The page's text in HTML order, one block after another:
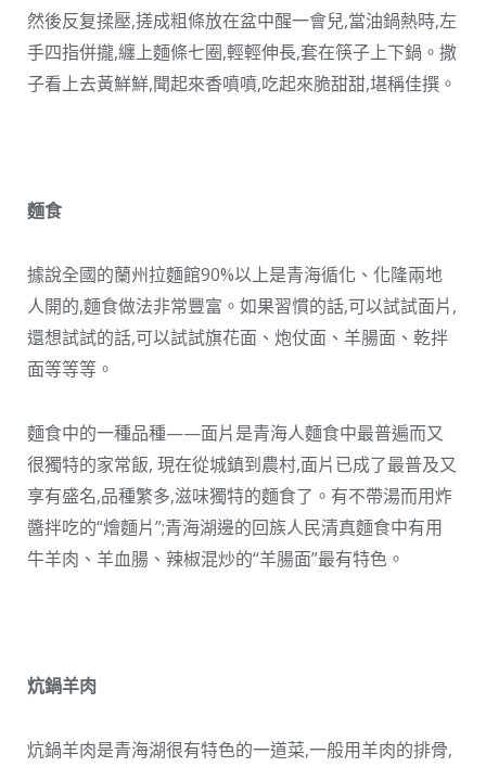
然後反复揉壓,搓成粗條放在盆中醒一會兒,當油鍋熱時,左
手四指併攏,纏上麵條七圈,輕輕伸長,套在筷子上下鍋。撒
子看上去黃鮮鮮,聞起來香噴噴,吃起來脆甜甜,堪稱佳撰。
麵食
據說全國的蘭州拉麵館90%以上是青海循化、化隆兩地
人開的,麵食做法非常豐富。如果習慣的話,可以試試面片,
還想試試的話,可以試試旗花面、炮仗面、羊腸面、乾拌
面等等等。
麵食中的一種品種——面片是青海人麵食中最普遍而又
很獨特的家常飯, 現在從城鎮到農村,面片已成了最普及又
享有盛名,品種繁多,滋味獨特的麵食了。有不帶湯而用炸
醬拌吃的“燴麵片”;青海湖邊的回族人民清真麵食中有用
牛羊肉、羊血腸、辣椒混炒的“羊腸面”最有特色。
炕鍋羊肉
炕鍋羊肉是青海湖很有特色的一道菜,一般用羊肉的排骨,